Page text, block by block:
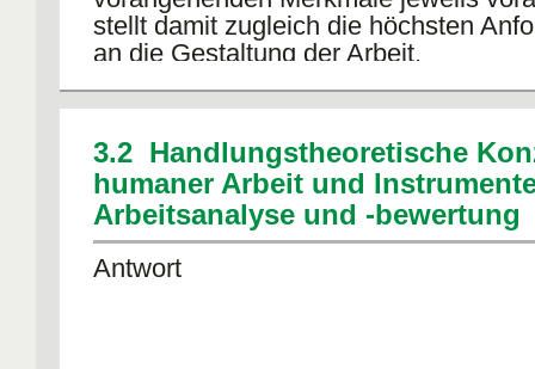
stellt damit zugleich die höchsten
an die Gestaltung der Arbeit.
- Begriffe sind der Umgangssprache
daher unscharf, werden aber z.T.
vom Alltagsverständnis definiert und
- theoretische und empirische
angestrebt
3.2 Handlungstheoretische
humaner Arbeit und
Arbeitsanalyse und -bewertung
Antwort